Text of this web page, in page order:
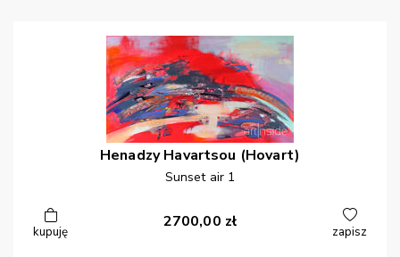
Henadzy Havartsou (Hovart)
Sunset air 1
kupuję
2700,00 zł
zapisz